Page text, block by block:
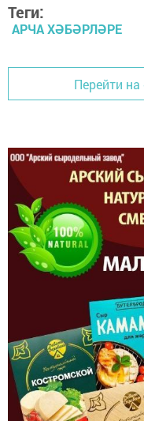
Теги:
АРЧА ХӘБӘРЛӘРЕ
Перейти